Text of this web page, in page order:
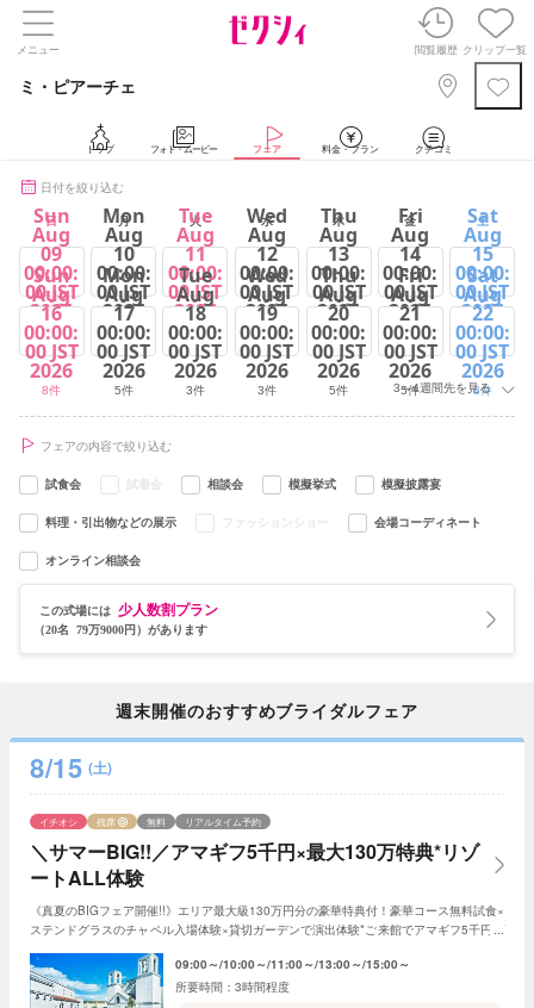
メニュー 閲覧履歴 クリップ一覧
ミ・ピアーチェ
トップ フォト・ムービー フェア 料金・プラン クチコミ
日付を絞り込む
日 月 火 水 木 金 土
Sun
Aug
09
00:00:
00 JST
2026
8件
Mon
Aug
10
00:00:
00 JST
2026
5件
Tue
Aug
11
00:00:
00 JST
2026
8件
Wed
Aug
12
00:00:
00 JST
2026
3件
Thu
Aug
13
00:00:
00 JST
2026
5件
Fri
Aug
14
00:00:
00 JST
2026
5件
Sat
Aug
15
00:00:
00 JST
2026
8件
Sun
Aug
16
00:00:
00 JST
2026
8件
Mon
Aug
17
00:00:
00 JST
2026
5件
Tue
Aug
18
00:00:
00 JST
2026
3件
Wed
Aug
19
00:00:
00 JST
2026
3件
Thu
Aug
20
00:00:
00 JST
2026
5件
Fri
Aug
21
00:00:
00 JST
2026
5件
Sat
Aug
22
00:00:
00 JST
2026
8件
3～4週間先を見る
フェアの内容で絞り込む
試食会 試着会 相談会 模擬挙式 模擬披露宴
料理・引出物などの展示 ファッションショー 会場コーディネート
オンライン相談会
この式場には 少人数割プラン
（20名 79万9000円）があります
週末開催のおすすめブライダルフェア
8/15 (土)
＼サマーBIG!!／アマギフ5千円×最大130万特典*リゾ
ートALL体験
イチオシ 残席 無料 リアルタイム予約
《真夏のBIGフェア開催!!》エリア最大級130万円分の豪華特典付！豪華コース無料試食×
ステンドグラスのチャペル入場体験×貸切ガーデンで演出体験*ご来館でアマギフ5千円プ
09:00～ 10:00～ 11:00～ 13:00～ 15:00～
3時間程度